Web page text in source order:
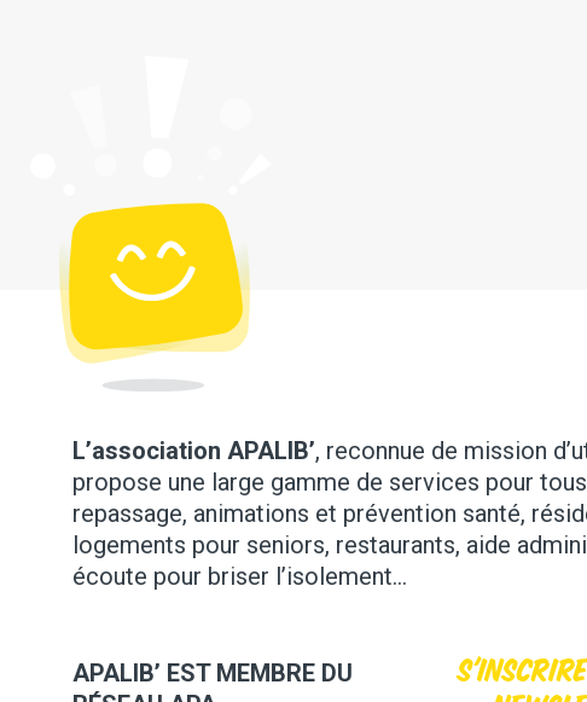
L’association APALIB’, reconnue de mission
propose une large gamme de services pour
repassage, animations et prévention santé,
logements pour seniors, restaurants, aide
écoute pour briser l’isolement…
APALIB’ EST MEMBRE DU